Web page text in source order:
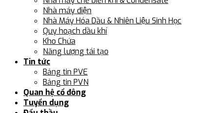
Nhà máy điện
Nhà Máy Hóa Dầu & Nhiên Liệu Sinh Học
Quy hoạch dầu khí
Kho Chứa
Năng lượng tái tạo
Tin tức
Bảng tin PVE
Bảng tin PVN
Quan hệ cổ đông
Tuyển dụng